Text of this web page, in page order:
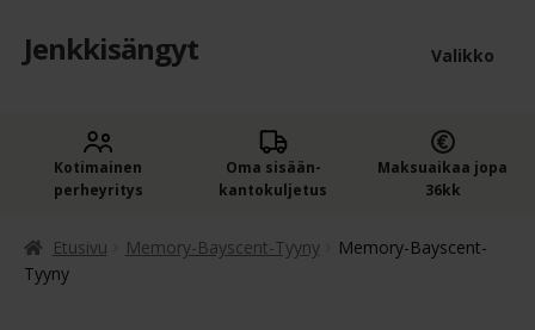
Siirry
navigointiin
Siirry
sisältöön
Jenkkisängyt Valikko
Jenkkisängyt
tason
Oheistuotteet
Kotimainen
perheyritys
Oma sisään­
kantokuljetus
Maksuaikaa jopa
36kk
Etusivu Memory-Bayscent-Tyyny
Memory-Bayscent-
Tyyny